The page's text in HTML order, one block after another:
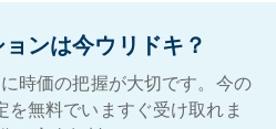
ンは今ウリドキ？
時価の把握が大切です。今の
を無料でいますぐ受け取れま